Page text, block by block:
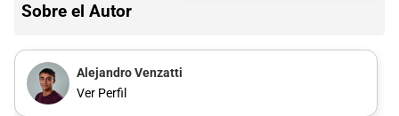
Sobre el Autor
Alejandro Venzatti
Ver Perfil